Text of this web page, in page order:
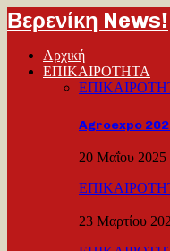
Βερενίκη News!
Αρχική
ΕΠΙΚΑΙΡΟΤΗΤΑ
Agroexpo
20 Μαΐου 2025
23 Μαρτίου